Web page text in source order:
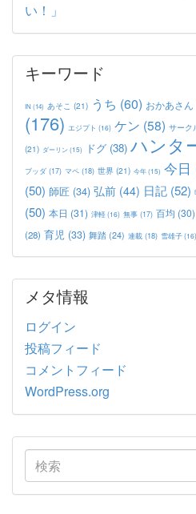
い！」
キーワード
IN(14) あそこ (21) うち (60) おかあさん
(176) エジプト (16) ケン (58) サーク
(21) ダーリン(15) ドグ (38) ハンタ
ブッダ (17) マペ (18) 世界 (21) 今年(15) 今日
(50) 師匠 (34) 弘前 (44) 日記 (52)
(50) 本日 (31) 津軽(16) 無事 (17) 百均 (30)
(28) 育児 (33) 舞踏 (24) 連載 (18) 雪雄子(16)
メタ情報
ログイン
投稿フィード
コメントフィード
WordPress.org